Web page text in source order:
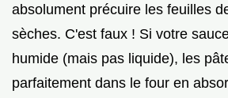
absolument précuire les feuilles
sèches. C'est faux ! Si votre
humide (mais pas liquide), les
parfaitement dans le four en